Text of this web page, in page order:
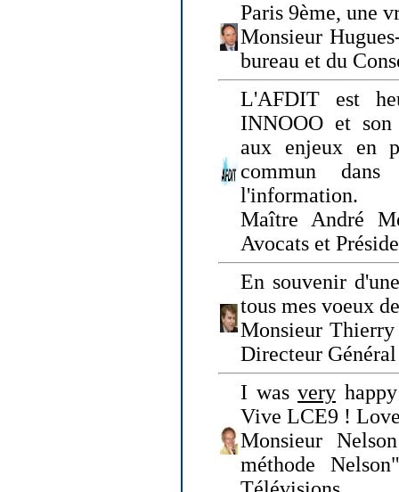
Paris 9ème, une
Monsieur
bureau et du
L'AFDIT est
INNOOO et
aux enjeux en
commun
l'information.
Maître André
Avocats et
En souvenir
tous mes voeux
Monsieur
Directeur
I was very
Vive LCE9 !
Monsieur
méthode